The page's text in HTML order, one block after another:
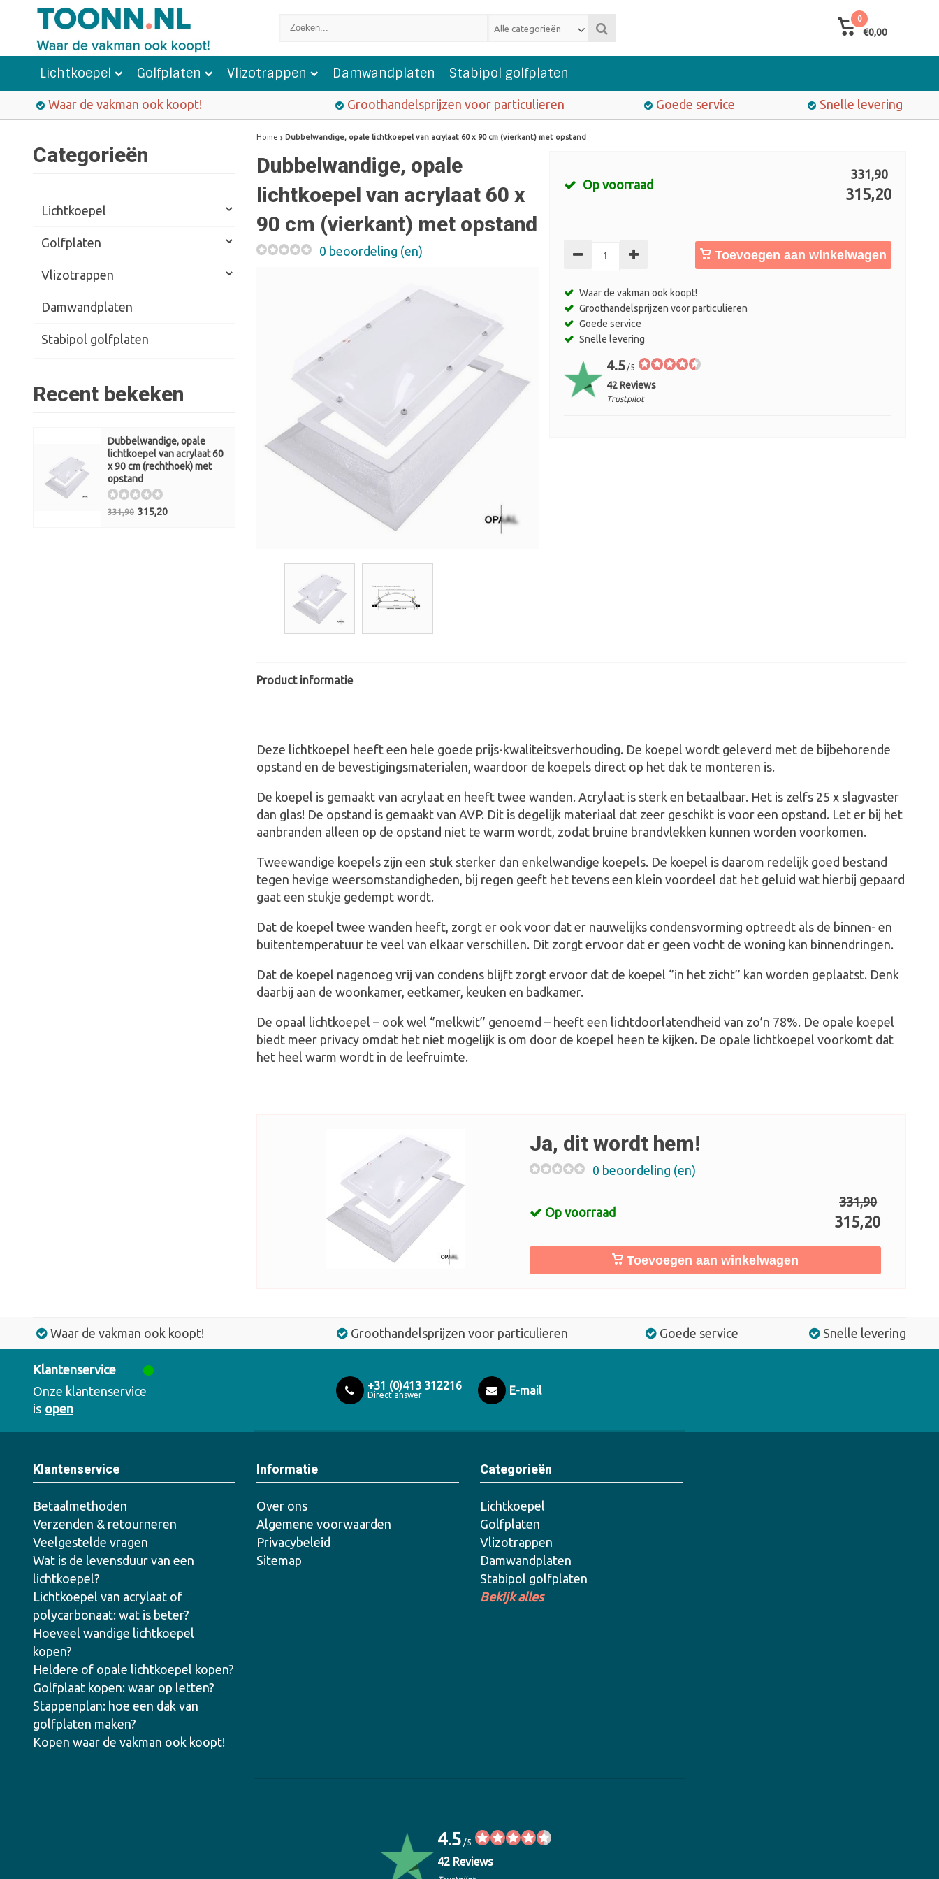
Alle categorieën
0
€0,00
Lichtkoepel Golfplaten Vlizotrappen Damwandplaten Stabipol golfplaten
Waar de vakman ook koopt! Groothandelsprijzen voor particulieren Goede service Snelle levering
Categorieën
Lichtkoepel
Golfplaten
Vlizotrappen
Damwandplaten
Stabipol golfplaten
Recent bekeken
Dubbelwandige, opale
lichtkoepel van acrylaat 60
x 90 cm (rechthoek) met
opstand
331,90 315,20
Home Dubbelwandige, opale lichtkoepel van acrylaat 60 x 90 cm (vierkant) met opstand
Dubbelwandige, opale
lichtkoepel van acrylaat 60 x
90 cm (vierkant) met opstand
0 beoordeling (en)
Op voorraad
331,90
315,20
Toevoegen aan winkelwagen
Waar de vakman ook koopt!
Groothandelsprijzen voor particulieren
Goede service
Snelle levering
4.5 /5
42 Reviews
Trustpilot
Product informatie
Deze lichtkoepel heeft een hele goede prijs-kwaliteitsverhouding. De koepel wordt geleverd met de bijbehorende
opstand en de bevestigingsmaterialen, waardoor de koepels direct op het dak te monteren is.
De koepel is gemaakt van acrylaat en heeft twee wanden. Acrylaat is sterk en betaalbaar. Het is zelfs 25 x slagvaster
dan glas! De opstand is gemaakt van AVP. Dit is degelijk materiaal dat zeer geschikt is voor een opstand. Let er bij het
aanbranden alleen op de opstand niet te warm wordt, zodat bruine brandvlekken kunnen worden voorkomen.
Tweewandige koepels zijn een stuk sterker dan enkelwandige koepels. De koepel is daarom redelijk goed bestand
tegen hevige weersomstandigheden, bij regen geeft het tevens een klein voordeel dat het geluid wat hierbij gepaard
gaat een stukje gedempt wordt.
Dat de koepel twee wanden heeft, zorgt er ook voor dat er nauwelijks condensvorming optreedt als de binnen- en
buitentemperatuur te veel van elkaar verschillen. Dit zorgt ervoor dat er geen vocht de woning kan binnendringen.
Dat de koepel nagenoeg vrij van condens blijft zorgt ervoor dat de koepel ‘’in het zicht’’ kan worden geplaatst. Denk
daarbij aan de woonkamer, eetkamer, keuken en badkamer.
De opaal lichtkoepel – ook wel ‘’melkwit’’ genoemd – heeft een lichtdoorlatendheid van zo’n 78%. De opale koepel
biedt meer privacy omdat het niet mogelijk is om door de koepel heen te kijken. De opale lichtkoepel voorkomt dat
het heel warm wordt in de leefruimte.
Ja, dit wordt hem!
0 beoordeling (en)
Op voorraad
331,90
315,20
Toevoegen aan winkelwagen
Waar de vakman ook koopt! Groothandelsprijzen voor particulieren Goede service Snelle levering
Klantenservice
Onze klantenservice
is open
+31 (0)413 312216
Direct answer E-mail
Klantenservice
Betaalmethoden
Verzenden & retourneren
Veelgestelde vragen
Wat is de levensduur van een
lichtkoepel?
Lichtkoepel van acrylaat of
polycarbonaat: wat is beter?
Hoeveel wandige lichtkoepel
kopen?
Heldere of opale lichtkoepel kopen?
Golfplaat kopen: waar op letten?
Stappenplan: hoe een dak van
golfplaten maken?
Kopen waar de vakman ook koopt!
Informatie
Over ons
Algemene voorwaarden
Privacybeleid
Sitemap
Categorieën
Lichtkoepel
Golfplaten
Vlizotrappen
Damwandplaten
Stabipol golfplaten
Bekijk alles
4.5 /5
42 Reviews